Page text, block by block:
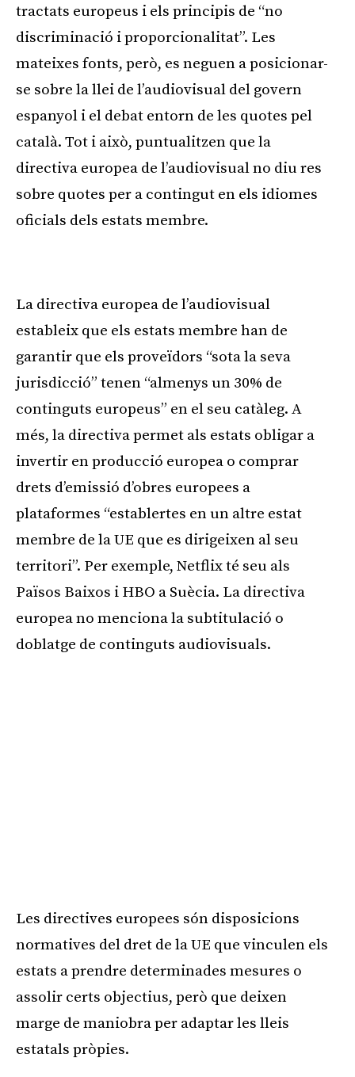
tractats europeus i els principis de “no
discriminació i proporcionalitat”. Les
mateixes fonts, però, es neguen a posicionar-
se sobre la llei de l’audiovisual del govern
espanyol i el debat entorn de les quotes pel
català. Tot i això, puntualitzen que la
directiva europea de l’audiovisual no diu res
sobre quotes per a contingut en els idiomes
oficials dels estats membre.
La directiva europea de l’audiovisual
estableix que els estats membre han de
garantir que els proveïdors “sota la seva
jurisdicció” tenen “almenys un 30% de
continguts europeus” en el seu catàleg. A
més, la directiva permet als estats obligar a
invertir en producció europea o comprar
drets d’emissió d’obres europees a
plataformes “establertes en un altre estat
membre de la UE que es dirigeixen al seu
territori”. Per exemple, Netflix té seu als
Països Baixos i HBO a Suècia. La directiva
europea no menciona la subtitulació o
doblatge de continguts audiovisuals.
Les directives europees són disposicions
normatives del dret de la UE que vinculen els
estats a prendre determinades mesures o
assolir certs objectius, però que deixen
marge de maniobra per adaptar les lleis
estatals pròpies.